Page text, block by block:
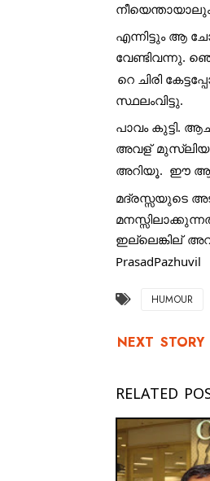
എന്നിട്ടും ആ
വേണ്ടിവന്നു.
റെ ചിരി
സ്ഥലംവിട്ടു.
പാവം കുട്ടി.
അവള്
അറിയൂ.  ഈ
മദ്രസ്സയുടെ
ഇല്ലെങ്കില്
PrasadPazhuvil
HUMOUR